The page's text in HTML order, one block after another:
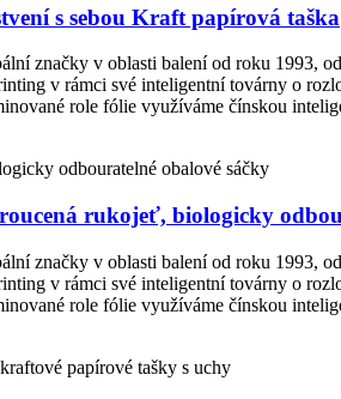
s sebou Kraft papírová taška
značky v oblasti balení od roku 1993,
v rámci své inteligentní továrny o
role fólie využíváme čínskou
rukojeť, biologicky
značky v oblasti balení od roku 1993,
v rámci své inteligentní továrny o
role fólie využíváme čínskou